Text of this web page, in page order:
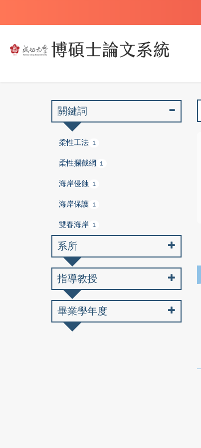
關鍵詞
柔性工法 1
柔性攔截網 1
海岸侵蝕 1
海岸保護 1
雙春海岸 1
系所
指導教授
畢業學年度